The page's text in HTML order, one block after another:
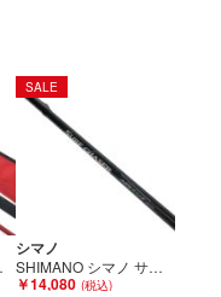
3 Bランク
SALE
シマノ
SHIMANO シマノ サーフチェイサー 425EX-T 249159 本体のみ Cランク
￥14,080